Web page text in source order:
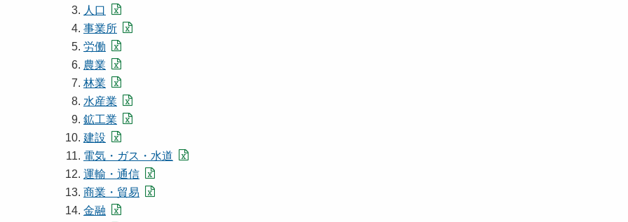
人口
事業所
労働
農業
林業
水産業
鉱工業
建設
電気・ガス・水道
運輸・通信
商業・貿易
金融